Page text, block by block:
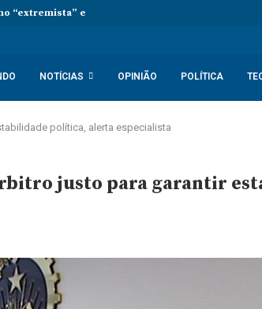
“extremista” e Tsikhanouskaya acusa Lukashenko
NOTÍCIAS OPINIÃO POLÍTICA
política, alerta especialista
justo para garantir